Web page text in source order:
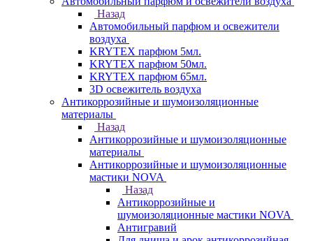
Назад
Автомобильный парфюм и освежители
воздуха
KRYTEX парфюм 5мл.
KRYTEX парфюм 50мл.
KRYTEX парфюм 65мл.
3D освежитель воздуха
Антикоррозийные и шумоизоляционные
материалы
Назад
Антикоррозийные и шумоизоляционные
материалы
Антикоррозийные и шумоизоляционные
мастики NOVA
Назад
Антикоррозийные и
шумоизоляционные мастики NOVA
Антигравий